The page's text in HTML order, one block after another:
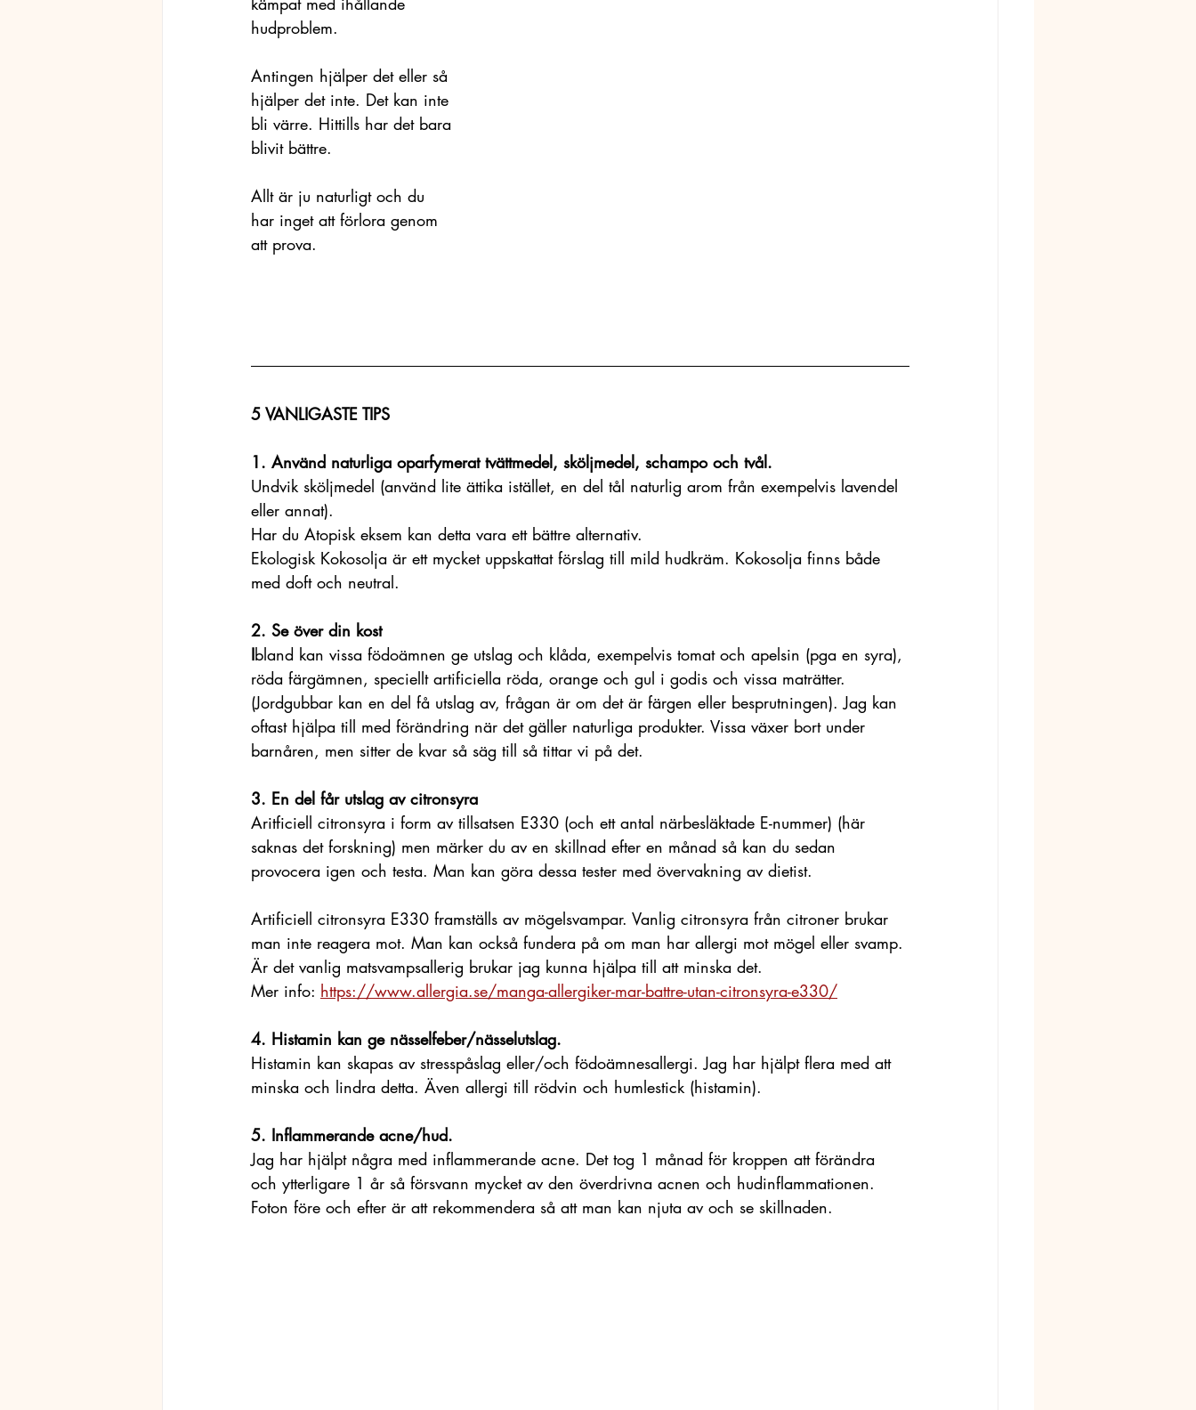
hudproblem.
Antingen hjälper det eller så
hjälper det inte. Det kan inte
bli värre. Hittills har det bara
blivit bättre.
Allt är ju naturligt och du
har inget att förlora genom
att prova.
5 VANLIGASTE TIPS
1. Använd naturliga oparfymerat tvättmedel, sköljmedel, schampo och tvål.
Undvik sköljmedel (använd lite ättika istället, en del tål naturlig arom från exempelvis lavendel
eller annat).
Har du Atopisk eksem kan detta vara ett bättre alternativ.
Ekologisk Kokosolja är ett mycket uppskattat förslag till mild hudkräm. Kokosolja finns både
med doft och neutral.
2. Se över din kost
Ibland kan vissa födoämnen ge utslag och klåda, exempelvis tomat och apelsin (pga en syra),
röda färgämnen, speciellt artificiella röda, orange och gul i godis och vissa maträtter.
(Jordgubbar kan en del få utslag av, frågan är om det är färgen eller besprutningen). Jag kan
oftast hjälpa till med förändring när det gäller naturliga produkter. Vissa växer bort under
barnåren, men sitter de kvar så säg till så tittar vi på det.
3. En del får utslag av citronsyra
Aritficiell citronsyra i form av tillsatsen E330 (och ett antal närbesläktade E-nummer) (här
saknas det forskning) men märker du av en skillnad efter en månad så kan du sedan
provocera igen och testa. Man kan göra dessa tester med övervakning av dietist.
Artificiell citronsyra E330 framställs av mögelsvampar. Vanlig citronsyra från citroner brukar
man inte reagera mot. Man kan också fundera på om man har allergi mot mögel eller svamp.
Är det vanlig matsvampsallerig brukar jag kunna hjälpa till att minska det.
Mer info: https://www.allergia.se/manga-allergiker-mar-battre-utan-citronsyra-e330/
4. Histamin kan ge nässelfeber/nässelutslag.
Histamin kan skapas av stresspåslag eller/och födoämnesallergi. Jag har hjälpt flera med att
minska och lindra detta. Även allergi till rödvin och humlestick (histamin).
5. Inflammerande acne/hud.
Jag har hjälpt några med inflammerande acne. Det tog 1 månad för kroppen att förändra
och ytterligare 1 år så försvann mycket av den överdrivna acnen och hudinflammationen.
Foton före och efter är att rekommendera så att man kan njuta av och se skillnaden.